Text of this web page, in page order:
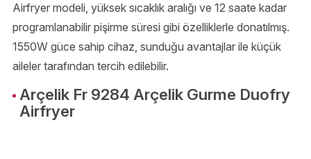
Airfryer modeli, yüksek sıcaklık aralığı ve 12 saate kadar
programlanabilir pişirme süresi gibi özelliklerle donatılmış.
1550W güce sahip cihaz, sunduğu avantajlar ile küçük
aileler tarafından tercih edilebilir.
Arçelik Fr 9284 Arçelik Gurme Duofry
Airfryer